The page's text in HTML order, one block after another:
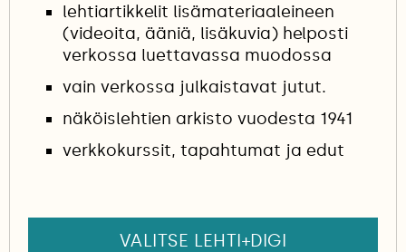
lehtiartikkelit lisämateriaaleineen
(videoita, ääniä, lisäkuvia) helposti
verkossa luettavassa muodossa
vain verkossa julkaistavat jutut.
näköislehtien arkisto vuodesta 1941
verkkokurssit, tapahtumat ja edut
VALITSE LEHTI+DIGI